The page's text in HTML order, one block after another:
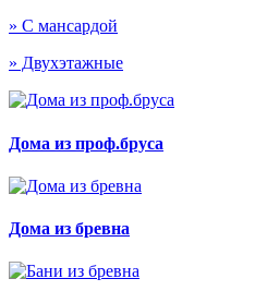
» С мансардой
» Двухэтажные
Дома из проф.бруса
Дома из бревна